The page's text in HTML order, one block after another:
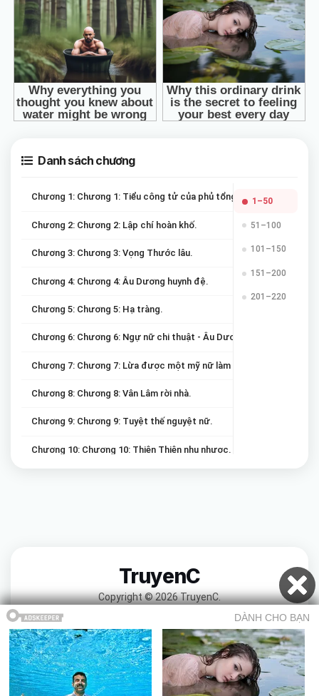
Danh sách chương
Chương 1: Chương 1: Tiểu công tử của phủ tổng đốc
Chương 2: Chương 2: Lập chí hoàn khố.
Chương 3: Chương 3: Vọng Thước lâu.
Chương 4: Chương 4: Âu Dương huynh đệ.
Chương 5: Chương 5: Hạ tràng.
Chương 6: Chương 6: Ngự nữ chi thuật - Âu Dương Bác.
Chương 7: Chương 7: Lừa được một mỹ nữ làm thị nữ.
Chương 8: Chương 8: Vân Lâm rời nhà.
Chương 9: Chương 9: Tuyệt thế nguyệt nữ.
Chương 10: Chương 10: Thiên Thiên nhu nhược.
Chương 15: Chương 15: Cẩu thỉ vận hoành thiên (Chó táp phải ruồi)
Chương 16: Chương 16: Sương nhi, hỏa kê (gà tây) và tiên nữ.
Chương 17: Chương 17: Bảo bối Thiên Thiên.
Chương 18: Chương 18: Diễm Nhi quay lại.
1–50
51–100
101–150
151–200
201–220
TruyenC
Copyright © 2026 TruyenC.